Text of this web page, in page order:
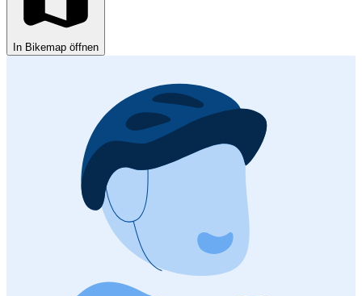
In Bikemap öffnen